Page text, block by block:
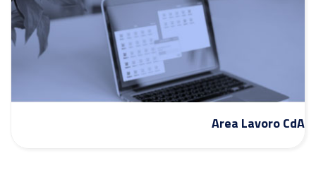
Area Lavoro CdA